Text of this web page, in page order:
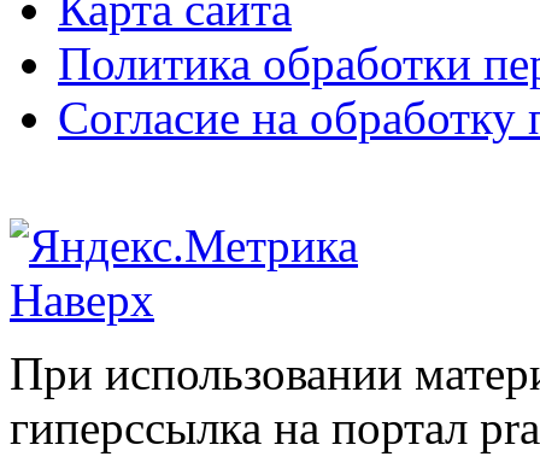
Политика обработки
Согласие на
Наверх
При использовании
гиперссылка на портал